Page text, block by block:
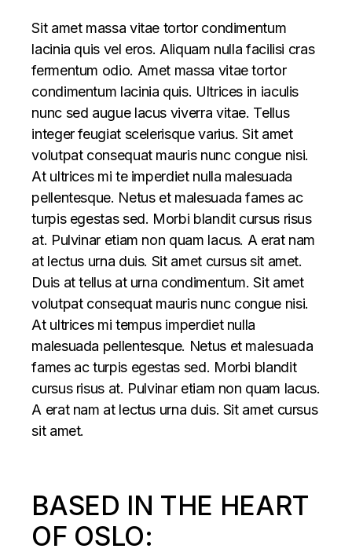
Sit amet massa vitae tortor condimentum
lacinia quis vel eros. Aliquam nulla facilisi cras
fermentum odio. Amet massa vitae tortor
condimentum lacinia quis. Ultrices in iaculis
nunc sed augue lacus viverra vitae. Tellus
integer feugiat scelerisque varius. Sit amet
volutpat consequat mauris nunc congue nisi.
At ultrices mi te imperdiet nulla malesuada
pellentesque. Netus et malesuada fames ac
turpis egestas sed. Morbi blandit cursus risus
at. Pulvinar etiam non quam lacus. A erat nam
at lectus urna duis. Sit amet cursus sit amet.
Duis at tellus at urna condimentum. Sit amet
volutpat consequat mauris nunc congue nisi.
At ultrices mi tempus imperdiet nulla
malesuada pellentesque. Netus et malesuada
fames ac turpis egestas sed. Morbi blandit
cursus risus at. Pulvinar etiam non quam lacus.
A erat nam at lectus urna duis. Sit amet cursus
sit amet.
BASED IN THE HEART
OF OSLO: